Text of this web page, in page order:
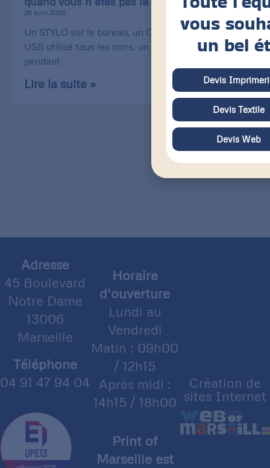
28 avril 2026
Un STYLO sur le bureau, un CÂBLE de recharge
USB utilisé tous les soirs, un jeu de CARTE utilisé
pendant
Lire la suite »
Adresse
45 Boulevard
Notre Dame
13006
Marseille
Téléphone
04 91 47 94 04
Horaire
d’ouverture
Lundi au
Vendredi
Matin : 09h00
/ 12h15
Après midi :
14h15 / 18h00
Print of
Marseille est
Création de
sites Internet
vous
un bel
Devis
Devis Textile
Devis Web